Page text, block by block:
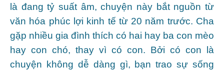
là đang tỷ suất âm, chuyện này bắt nguồn từ
văn hóa phúc lợi kinh tế từ 20 năm trước. Cha
gặp nhiều gia đình thích có hai hay ba con mèo
hay con chó, thay vì có con. Bởi có con là
chuyện không dễ dàng gì, bạn trao sự sống